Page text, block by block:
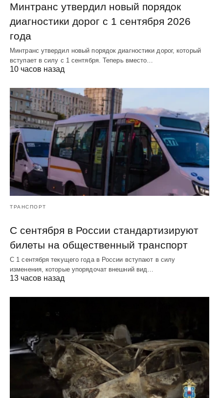
Минтранс утвердил новый порядок
диагностики дорог с 1 сентября 2026
года
Минтранс утвердил новый порядок диагностики дорог, который
вступает в силу с 1 сентября. Теперь вместо…
10 часов назад
ТРАНСПОРТ
С сентября в России стандартизируют
билеты на общественный транспорт
С 1 сентября текущего года в России вступают в силу
изменения, которые упорядочат внешний вид…
13 часов назад